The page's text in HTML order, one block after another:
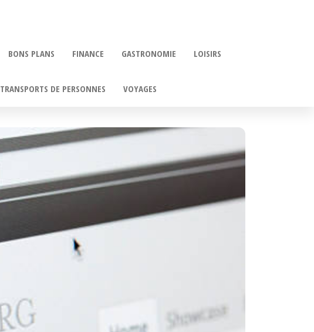
BONS PLANS FINANCE GASTRONOMIE LOISIRS
TRANSPORTS DE PERSONNES VOYAGES